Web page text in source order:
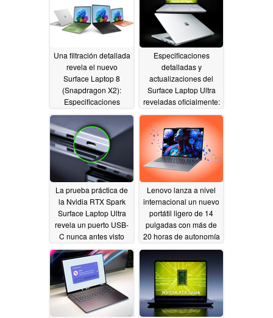
Una filtración detallada
revela el nuevo
Surface Laptop 8
(Snapdragon X2):
Especificaciones
completas, colores,
fecha de lanzamiento
06/04/2026
Especificaciones
detalladas y
actualizaciones del
Surface Laptop Ultra
reveladas oficialmente:
¿Un MacBook Pro con
Windows 11?06/04/2026
La prueba práctica de
la Nvidia RTX Spark
Surface Laptop Ultra
revela un puerto USB-
C nunca antes visto
06/03/2026
Lenovo lanza a nivel
internacional un nuevo
portátil ligero de 14
pulgadas con más de
20 horas de autonomía
y doble ranura SSD
06/03/2026